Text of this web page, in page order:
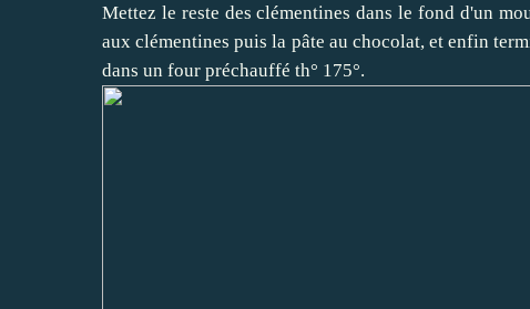
Mettez le reste des clémentines dans le fond d'un
aux clémentines puis la pâte au chocolat, et enfin
dans un four préchauffé th° 175°.